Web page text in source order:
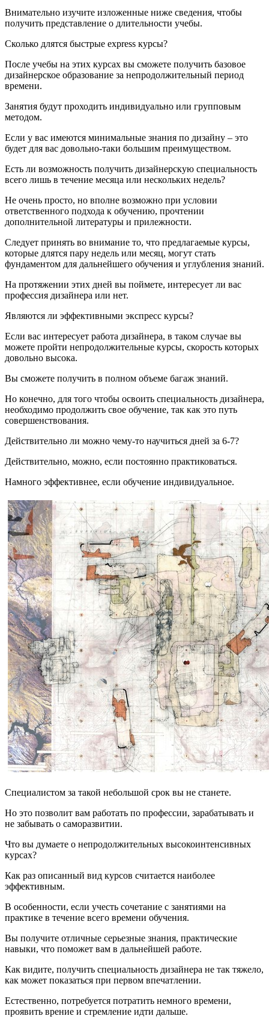
Внимательно изучите изложенные ниже сведения, чтобы
получить представление о длительности учебы.
Сколько длятся быстрые express курсы?
После учебы на этих курсах вы сможете получить базовое
дизайнерское образование за непродолжительный период
времени.
Занятия будут проходить индивидуально или групповым
методом.
Если у вас имеются минимальные знания по дизайну – это
будет для вас довольно-таки большим преимуществом.
Есть ли возможность получить дизайнерскую специальность
всего лишь в течение месяца или нескольких недель?
Не очень просто, но вполне возможно при условии
ответственного подхода к обучению, прочтении
дополнительной литературы и прилежности.
Следует принять во внимание то, что предлагаемые курсы,
которые длятся пару недель или месяц, могут стать
фундаментом для дальнейшего обучения и углубления знаний.
На протяжении этих дней вы поймете, интересует ли вас
профессия дизайнера или нет.
Являются ли эффективными экспресс курсы?
Если вас интересует работа дизайнера, в таком случае вы
можете пройти непродолжительные курсы, скорость которых
довольно высока.
Вы сможете получить в полном объеме багаж знаний.
Но конечно, для того чтобы освоить специальность дизайнера,
необходимо продолжить свое обучение, так как это путь
совершенствования.
Действительно ли можно чему-то научиться дней за 6-7?
Действительно, можно, если постоянно практиковаться.
Намного эффективнее, если обучение индивидуальное.
Специалистом за такой небольшой срок вы не станете.
Но это позволит вам работать по профессии, зарабатывать и
не забывать о саморазвитии.
Что вы думаете о непродолжительных высокоинтенсивных
курсах?
Как раз описанный вид курсов считается наиболее
эффективным.
В особенности, если учесть сочетание с занятиями на
практике в течение всего времени обучения.
Вы получите отличные серьезные знания, практические
навыки, что поможет вам в дальнейшей работе.
Как видите, получить специальность дизайнера не так тяжело,
как может показаться при первом впечатлении.
Естественно, потребуется потратить немного времени,
проявить врение и стремление идти дальше.